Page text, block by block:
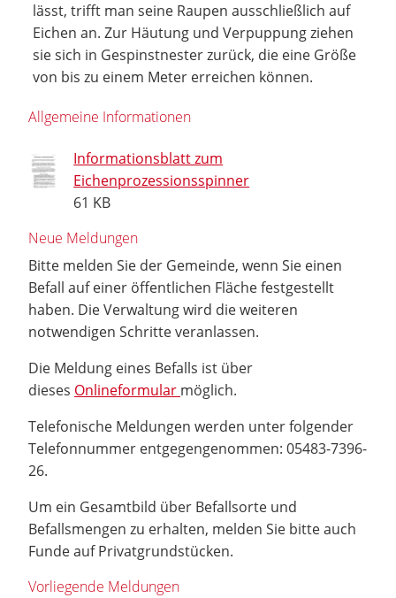
lässt, trifft man seine Raupen ausschließlich auf
Eichen an. Zur Häutung und Verpuppung ziehen
sie sich in Gespinstnester zurück, die eine Größe
von bis zu einem Meter erreichen können.
Allgemeine Informationen
Informationsblatt zum
Eichenprozessionsspinner
61 KB
Neue Meldungen
Bitte melden Sie der Gemeinde, wenn Sie einen
Befall auf einer öffentlichen Fläche festgestellt
haben. Die Verwaltung wird die weiteren
notwendigen Schritte veranlassen.
Die Meldung eines Befalls ist über
dieses Onlineformular möglich.
Telefonische Meldungen werden unter folgender
Telefonnummer entgegengenommen: 05483-7396-
26.
Um ein Gesamtbild über Befallsorte und
Befallsmengen zu erhalten, melden Sie bitte auch
Funde auf Privatgrundstücken.
Vorliegende Meldungen